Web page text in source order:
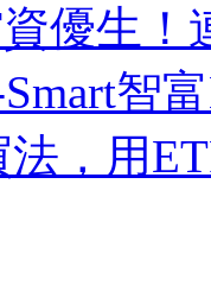
優生！
智
，用